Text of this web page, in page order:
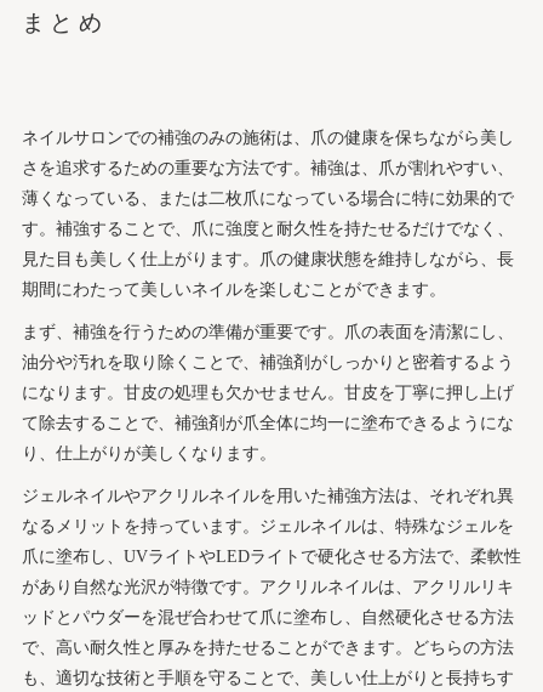
まとめ
ネイルサロンでの補強のみの施術は、爪の健康を保ちながら美し
さを追求するための重要な方法です。補強は、爪が割れやすい、
薄くなっている、または二枚爪になっている場合に特に効果的で
す。補強することで、爪に強度と耐久性を持たせるだけでなく、
見た目も美しく仕上がります。爪の健康状態を維持しながら、長
期間にわたって美しいネイルを楽しむことができます。
まず、補強を行うための準備が重要です。爪の表面を清潔にし、
油分や汚れを取り除くことで、補強剤がしっかりと密着するよう
になります。甘皮の処理も欠かせません。甘皮を丁寧に押し上げ
て除去することで、補強剤が爪全体に均一に塗布できるようにな
り、仕上がりが美しくなります。
ジェルネイルやアクリルネイルを用いた補強方法は、それぞれ異
なるメリットを持っています。ジェルネイルは、特殊なジェルを
爪に塗布し、UVライトやLEDライトで硬化させる方法で、柔軟性
があり自然な光沢が特徴です。アクリルネイルは、アクリルリキ
ッドとパウダーを混ぜ合わせて爪に塗布し、自然硬化させる方法
で、高い耐久性と厚みを持たせることができます。どちらの方法
も、適切な技術と手順を守ることで、美しい仕上がりと長持ちす